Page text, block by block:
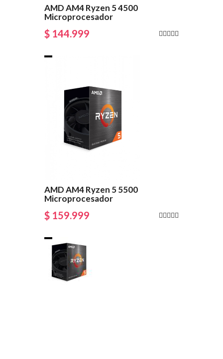
AMD AM4 Ryzen 5 4500
Microprocesador
$ 144.999
AMD AM4 Ryzen 5 5500
Microprocesador
$ 159.999